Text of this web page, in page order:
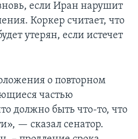
если Иран нарушит
Коркер считает, что
утерян, если истечет
о повторном
частью
должно быть что-то, что
— сказал сенатор.